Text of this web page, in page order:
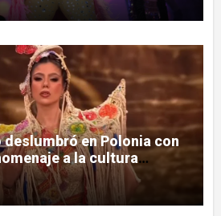
deslumbró en Polonia con
a la cultura